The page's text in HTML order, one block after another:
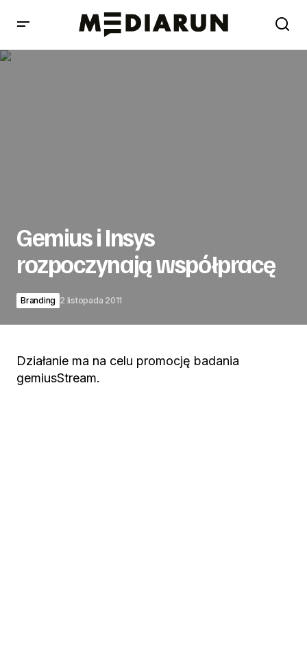
Gemius i Insys
rozpoczynają współpracę
Branding 2 listopada 2011
Działanie ma na celu promocję badania
gemiusStream.